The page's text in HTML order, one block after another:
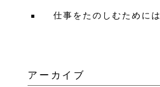
仕事をたのしむためには
アーカイブ